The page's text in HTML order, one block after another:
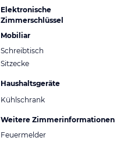
Elektronische
Zimmerschlüssel
Mobiliar
Schreibtisch
Sitzecke
Haushaltsgeräte
Kühlschrank
Weitere Zimmerinformationen
Feuermelder